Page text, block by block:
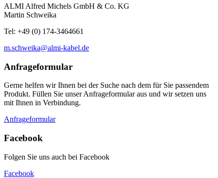
ALMI Alfred Michels GmbH & Co. KG
Martin Schweika
Tel: +49 (0) 174-3464661
m.schweika@almi-kabel.de
Anfrageformular
Gerne helfen wir Ihnen bei der Suche nach dem für Sie passendem
Produkt. Füllen Sie unser Anfrageformular aus und wir setzen uns
mit Ihnen in Verbindung.
Anfrageformular
Facebook
Folgen Sie uns auch bei Facebook
Facebook